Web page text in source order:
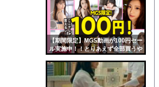
【期間限定】MGS動画が100円セー
ル実施中！！とりあえず全部買うや